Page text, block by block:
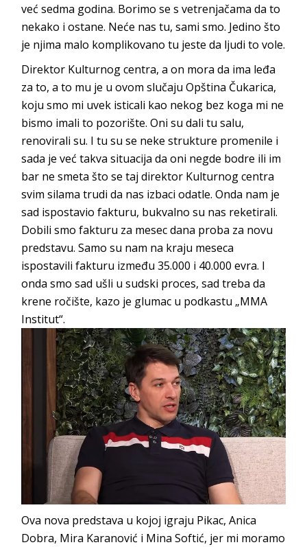
već sedma godina. Borimo se s vetrenjačama da to
nekako i ostane. Neće nas tu, sami smo. Jedino što
je njima malo komplikovano tu jeste da ljudi to vole.
Direktor Kulturnog centra, a on mora da ima leđa
za to, a to mu je u ovom slučaju Opština Čukarica,
koju smo mi uvek isticali kao nekog bez koga mi ne
bismo imali to pozorište. Oni su dali tu salu,
renovirali su. I tu su se neke strukture promenile i
sada je već takva situacija da oni negde bodre ili im
bar ne smeta što se taj direktor Kulturnog centra
svim silama trudi da nas izbaci odatle. Onda nam je
sad ispostavio fakturu, bukvalno su nas reketirali.
Dobili smo fakturu za mesec dana proba za novu
predstavu. Samo su nam na kraju meseca
ispostavili fakturu između 35.000 i 40.000 evra. I
onda smo sad ušli u sudski proces, sad treba da
krene ročište, kazo je glumac u podkastu „MMA
Institut“.
Ova nova predstava u kojoj igraju Pikac, Anica
Dobra, Mira Karanović i Mina Softić, jer mi moramo